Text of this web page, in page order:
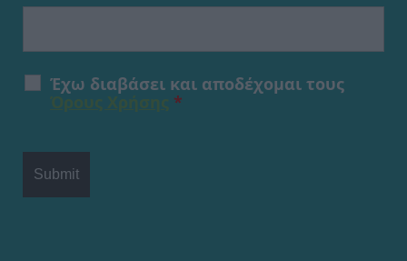
Έχω διαβάσει και αποδέχομαι τους
*